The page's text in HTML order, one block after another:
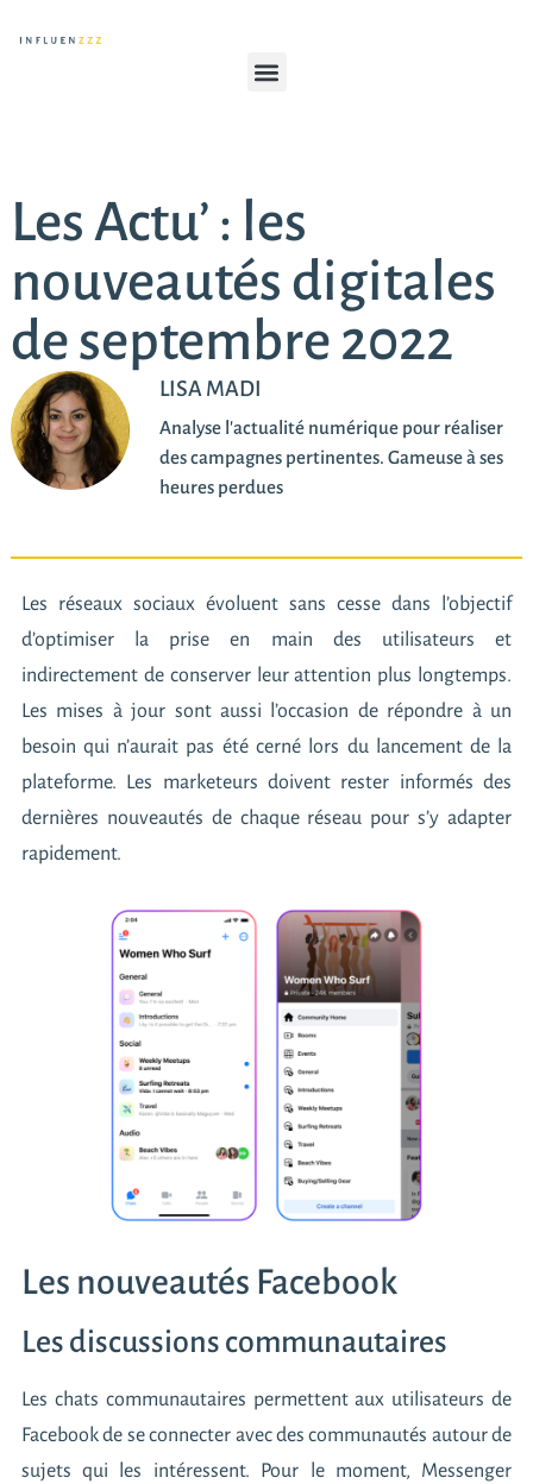
Les Actu’ : les
nouveautés digitales
de septembre 2022
LISA MADI
Analyse l'actualité numérique pour réaliser
des campagnes pertinentes. Gameuse à ses
heures perdues
Les réseaux sociaux évoluent sans cesse dans l’objectif
d’optimiser la prise en main des utilisateurs et
indirectement de conserver leur attention plus longtemps.
Les mises à jour sont aussi l’occasion de répondre à un
besoin qui n’aurait pas été cerné lors du lancement de la
plateforme. Les marketeurs doivent rester informés des
dernières nouveautés de chaque réseau pour s’y adapter
rapidement.
Les nouveautés Facebook
Les discussions communautaires
Les chats communautaires permettent aux utilisateurs de
Facebook de se connecter avec des communautés autour de
sujets qui les intéressent. Pour le moment, Messenger